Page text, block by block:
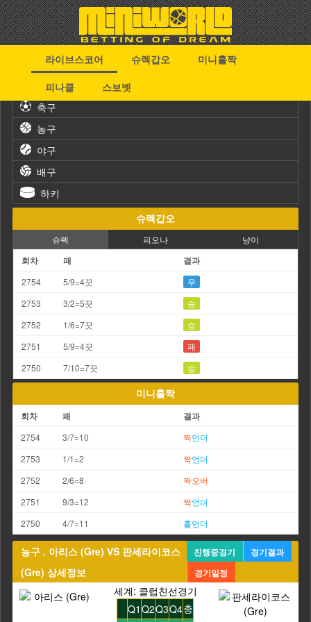
라이브스코어 슈렉갑오
미니홀짝
피나클
스보벳
축구
농구
야구
배구
하키
슈렉갑오
슈렉 피오나 냥이
회차 패 결과
2754 5/9=4끗
무
2753
3/2=5끗
승
2752
1/6=7끗
승
2751
5/9=4끗
패
2750
7/10=7끗 승
미니홀짝
회차 패 결과
2754 3/7=10 짝언더
2753
1/1=2 짝언더
2752
2/6=8 짝오버
2751
9/3=12 짝언더
2750
4/7=11 홀언더
농구 . 아리스 (Gre) VS 판세라이코스
(Gre) 상세정보
진행중경기
경기결과
경기일정
세계: 클럽친선경기
Q1 Q2Q3Q4총